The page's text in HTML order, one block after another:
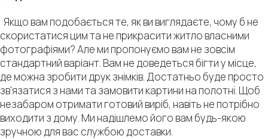
Якщо вам подобається те, як ви виглядаєте, чому б не
скористатися цим та не прикрасити житло власними
фотографіями? Але ми пропонуємо вам не зовсім
стандартний варіант. Вам не доведеться бігти у місце,
де можна зробити друк знімків. Достатньо буде просто
зв'язатися з нами та замовити картини на полотні. Щоб
незабаром отримати готовий виріб, навіть не потрібно
виходити з дому. Ми надішлемо його вам будь-якою
зручною для вас службою доставки.